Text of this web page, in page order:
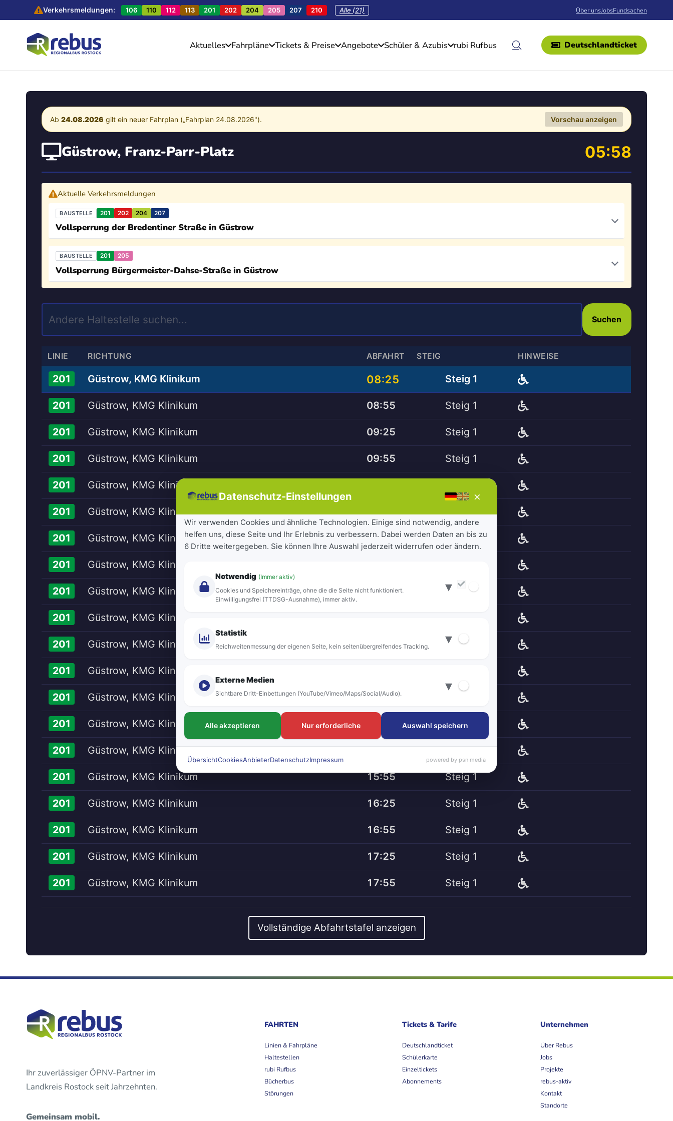
Verkehrsmeldungen: 106 110 112 113 201 202 204 205 207 210 Alle (21) Über unsJobsFundsachen
Aktuelles Fahrpläne Tickets & Preise Angebote Schüler & Azubis rubi Rufbus Deutschlandticket
Ab24.08.2026 gilt ein neuer Fahrplan („Fahrplan 24.08.2026"). Vorschau anzeigen
Güstrow, Franz-Parr-Platz 05:58
Aktuelle Verkehrsmeldungen
BAUSTELLE 201 202 204 207
Vollsperrung der Bredentiner Straße in Güstrow
BAUSTELLE 201 205
Vollsperrung Bürgermeister-Dahse-Straße in Güstrow
Suchen
LINIE RICHTUNG ABFAHRT STEIG HINWEISE
201 Güstrow, KMG Klinikum 08:25 Steig 1
201 Güstrow, KMG Klinikum 08:55 Steig 1
201 Güstrow, KMG Klinikum 09:25 Steig 1
201 Güstrow, KMG Klinikum 09:55 Steig 1
201 Güstrow, KMG Klinikum
201 Güstrow, KMG Klinikum
201 Güstrow, KMG Klinikum 11:25 Steig 1
201 Güstrow, KMG Klinikum
201 Güstrow, KMG Klinikum 12:25 Steig 1
201 Güstrow, KMG Klinikum
201 Güstrow, KMG Klinikum 13:25 Steig 1
201 Güstrow, KMG Klinikum
201 Güstrow, KMG Klinikum 14:25
201 Güstrow, KMG Klinikum Steig 1
201 Güstrow, KMG Klinikum 15:25 Steig 1
201 Güstrow, KMG Klinikum 15:55 Steig 1
201 Güstrow, KMG Klinikum 16:25 Steig 1
201 Güstrow, KMG Klinikum 16:55 Steig 1
201 Güstrow, KMG Klinikum 17:25 Steig 1
201 Güstrow, KMG Klinikum 17:55 Steig 1
Vollständige Abfahrtstafel anzeigen
Ihr zuverlässiger ÖPNV-Partner im
Landkreis Rostock seit Jahrzehnten.
Gemeinsam mobil.
FAHRTEN
Linien & Fahrpläne
Haltestellen
rubi Rufbus
Bücherbus
Störungen
Tickets & Tarife
Deutschlandticket
Schülerkarte
Einzeltickets
Abonnements
Unternehmen
Über Rebus
Jobs
Projekte
rebus-aktiv
Kontakt
Standorte
Datenschutz-Einstellungen ×
Wir verwenden Cookies und ähnliche Technologien. Einige sind notwendig, andere
helfen uns, diese Seite und Ihr Erlebnis zu verbessern. Dabei werden Daten an bis zu
6 Dritte weitergegeben. Sie können Ihre Auswahl jederzeit widerrufen oder ändern.
Notwendig (Immer aktiv)
Cookies und Speichereinträge, ohne die die Seite nicht funktioniert.
Einwilligungsfrei (TTDSG-Ausnahme), immer aktiv.
▾
Statistik
Reichweitenmessung der eigenen Seite, kein seitenübergreifendes Tracking. ▾
Externe Medien
Sichtbare Dritt-Einbettungen (YouTube/Vimeo/Maps/Social/Audio). ▾
Alle akzeptieren Nur erforderliche Auswahl speichern
ÜbersichtCookiesAnbieterDatenschutzImpressum powered by psn media